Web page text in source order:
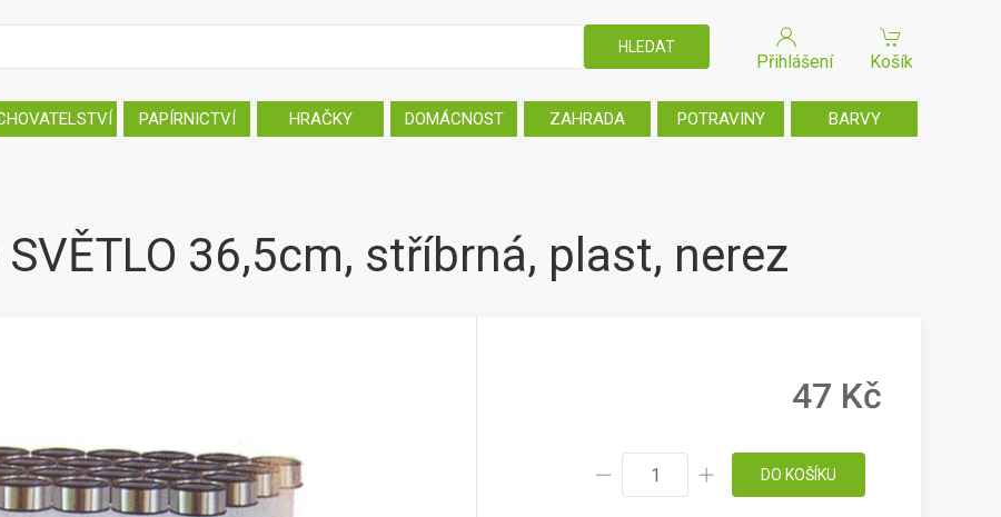
Přihlášení Košík
PAPÍRNICTVÍ HRAČKY DOMÁCNOST ZAHRADA POTRAVINY BARVY
SVĚTLO 36,5cm, stříbrná, plast, nerez
47 Kč
DO KOŠÍKU